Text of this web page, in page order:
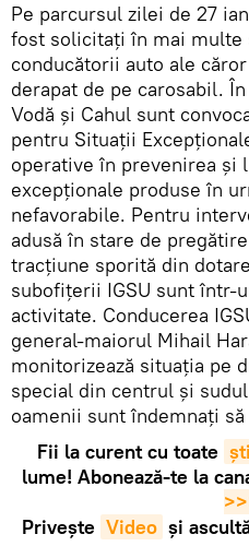
Pe parcursul zilei de 27
fost solicitați în mai multe
conducătorii auto ale
derapat de pe carosabil.
Vodă și Cahul sunt
pentru Situații
operative în prevenirea și
excepționale produse în
nefavorabile. Pentru
adusă în stare de
tracțiune sporită din
subofițerii IGSU sunt într-
activitate. Conducerea
general-maiorul Mihail
monitorizează situația pe
special din centrul și
oamenii sunt îndemnați să
Fii la curent cu toate
lume! Abonează-te la
Privește Video și